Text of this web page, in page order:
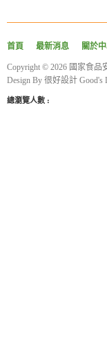
首頁 最新消息 關於
Copyright © 2026 國家食品
Design By 很好設計 Good's
總瀏覽人數 :